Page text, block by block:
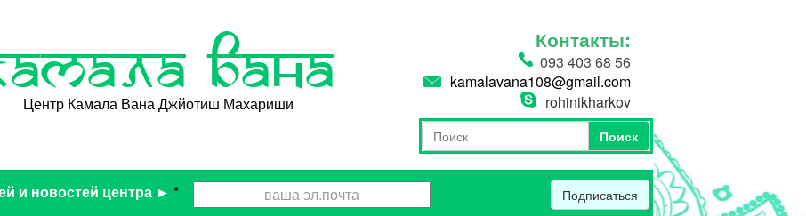
Вана
Центр Камала Вана Джйотиш Махариши
Контакты:
093 403 68 56
kamalavana108@gmail.com
rohinikharkov
Форма поиска
Поиск
Поиск
и новостей центра ► * Подписаться